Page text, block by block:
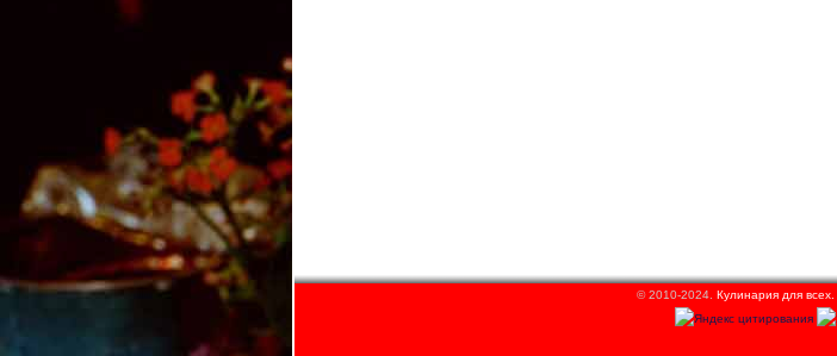
© 2010-2024. Кулинария для всех.